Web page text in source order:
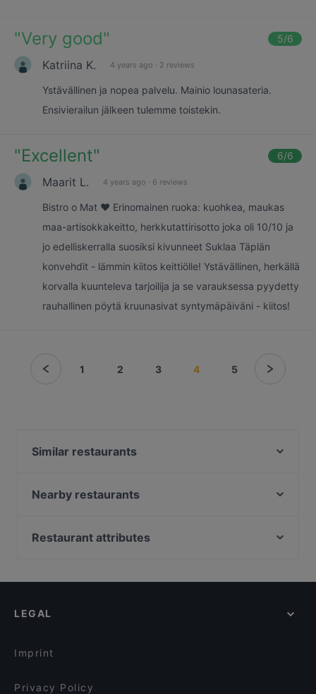
"Very good" 5/6
Katriina K. 4 years ago · 2 reviews
Ystävällinen ja nopea palvelu. Mainio lounasateria.
Ensivierailun jälkeen tulemme toistekin.
"Excellent" 6/6
Maarit L. 4 years ago · 6 reviews
Bistro o Mat ♥️ Erinomainen ruoka: kuohkea, maukas
maa-artisokkakeitto, herkkutattirisotto joka oli 10/10 ja
jo edelliskerralla suosiksi kivunneet Suklaa Täplän
konvehdit - lämmin kiitos keittiölle! Ystävällinen, herkällä
korvalla kuunteleva tarjoilija ja se varauksessa pyydetty
rauhallinen pöytä kruunasivat syntymäpäiväni - kiitos!
1 2 3 4 5
Similar restaurants
Beef & Grill
Skiffer Matinkylä
Noodle Story Iso Omena
Nearby restaurants
Mauritz
Pikku Ranska
Larenka Ravintola
Restaurant attributes
English Speaking Restaurants in Espoo
LEGAL
Imprint
Privacy Policy